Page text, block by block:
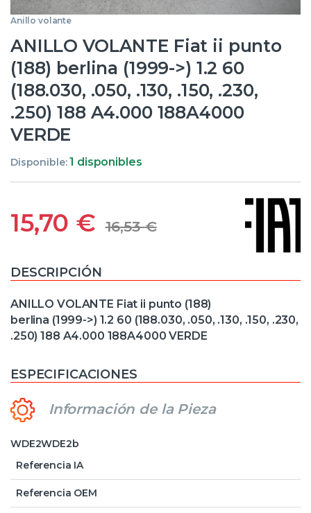
Anillo volante
ANILLO VOLANTE Fiat ii punto
(188) berlina (1999->) 1.2 60
(188.030, .050, .130, .150, .230,
.250) 188 A4.000 188A4000
VERDE
Disponible:1 disponibles
15,70 € 16,53€
DESCRIPCIÓN
ANILLO VOLANTE Fiat ii punto (188)
berlina (1999->) 1.2 60 (188.030, .050, .130, .150, .230,
.250) 188 A4.000 188A4000 VERDE
ESPECIFICACIONES
Información de la Pieza
WDE2WDE2b
Referencia IA
Referencia OEM